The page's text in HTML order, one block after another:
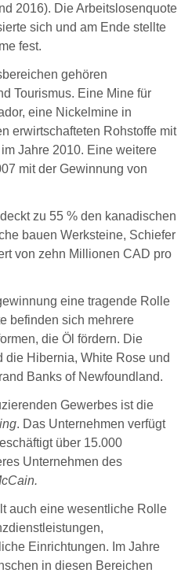
2016). Die Arbeitslosenquote
sich und am Ende stellte
fest.
gehören
Tourismus. Eine Mine für
eine Nickelmine in
erwirtschafteten Rohstoffe mit
Jahre 2010. Eine weitere
mit der Gewinnung von
zu 55 % den kanadischen
bauen Werksteine, Schiefer
von zehn Millionen CAD pro
eine tragende Rolle
befinden sich mehrere
die Öl fördern. Die
Hibernia, White Rose und
Banks of Newfoundland.
Gewerbes ist die
. Das Unternehmen verfügt
über 15.000
Unternehmen des
auch eine wesentliche Rolle
Einrichtungen. Im Jahre
in diesen Bereichen